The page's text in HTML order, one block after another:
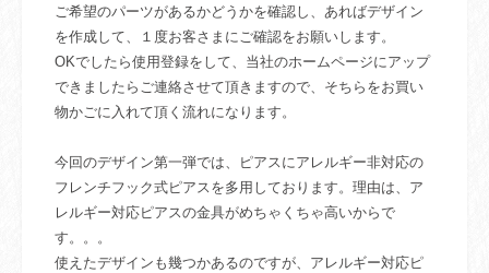
ご希望のパーツがあるかどうかを確認し、あればデザイン
を作成して、１度お客さまにご確認をお願いします。
OKでしたら使用登録をして、当社のホームページにアップ
できましたらご連絡させて頂きますので、そちらをお買い
物かごに入れて頂く流れになります。
今回のデザイン第一弾では、ピアスにアレルギー非対応の
フレンチフック式ピアスを多用しております。理由は、ア
レルギー対応ピアスの金具がめちゃくちゃ高いからで
す。。。
使えたデザインも幾つかあるのですが、アレルギー対応ピ